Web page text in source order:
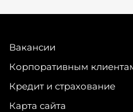
Вакансии
Корпоративным
Кредит и страхование
Карта сайта